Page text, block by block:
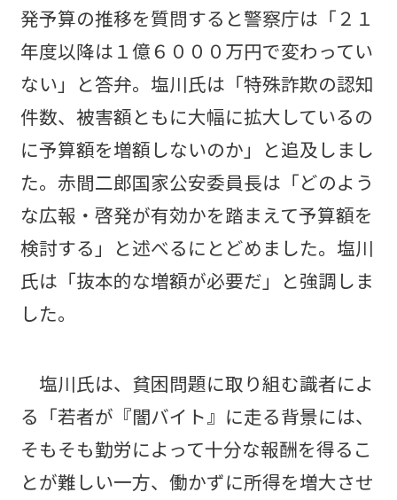
発予算の推移を質問すると警察庁は「２１
年度以降は１億６０００万円で変わってい
ない」と答弁。塩川氏は「特殊詐欺の認知
件数、被害額ともに大幅に拡大しているの
に予算額を増額しないのか」と追及しまし
た。赤間二郎国家公安委員長は「どのよう
な広報・啓発が有効かを踏まえて予算額を
検討する」と述べるにとどめました。塩川
氏は「抜本的な増額が必要だ」と強調しま
した。
塩川氏は、貧困問題に取り組む識者によ
る「若者が『闇バイト』に走る背景には、
そもそも勤労によって十分な報酬を得るこ
とが難しい一方、働かずに所得を増大させ